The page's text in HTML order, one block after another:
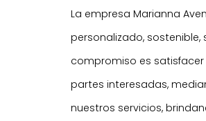
La empresa Marianna
personalizado, sostenible,
compromiso es
partes interesadas,
nuestros servicios,